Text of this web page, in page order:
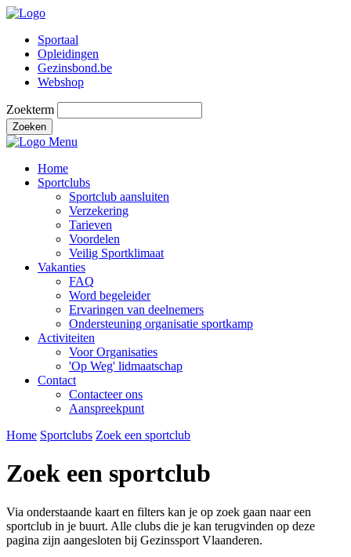
Sportaal
Opleidingen
Gezinsbond.be
Webshop
Zoekterm
Zoeken
Menu
Home
Sportclubs
Sportclub aansluiten
Verzekering
Tarieven
Voordelen
Veilig Sportklimaat
Vakanties
FAQ
Word begeleider
Ervaringen van deelnemers
Ondersteuning organisatie sportkamp
Activiteiten
Voor Organisaties
'Op Weg' lidmaatschap
Contact
Contacteer ons
Aanspreekpunt
Home Sportclubs Zoek een sportclub
Zoek een sportclub
Via onderstaande kaart en filters kan je op zoek gaan naar een
sportclub in je buurt. Alle clubs die je kan terugvinden op deze
pagina zijn aangesloten bij Gezinssport Vlaanderen.